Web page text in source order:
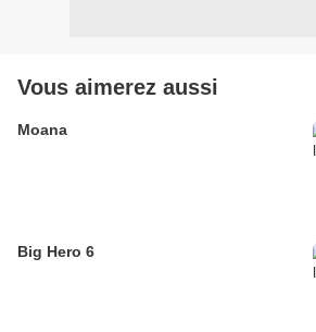
Vous aimerez aussi
Moana
Big Hero 6